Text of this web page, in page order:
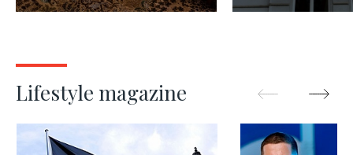
Lifestyle magazine